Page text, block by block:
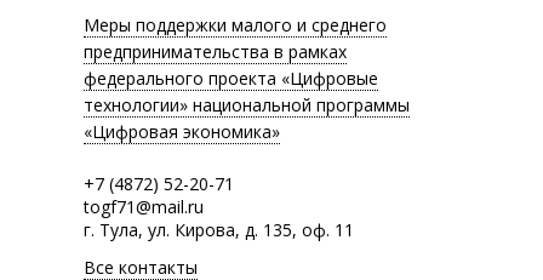
Меры поддержки малого и среднего
предпринимательства в рамках
федерального проекта «Цифровые
технологии» национальной программы
«Цифровая экономика»
+7 (4872) 52-20-71
togf71@mail.ru
г. Тула, ул. Кирова, д. 135, оф. 11
Все контакты